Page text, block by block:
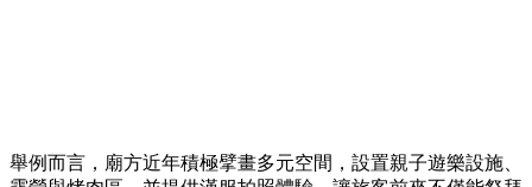
舉例而言，廟方近年積極擘畫多元空間，設置親子遊樂設施、